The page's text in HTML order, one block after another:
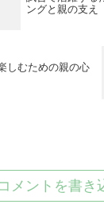
ングと親の支え
しむための親の心
コメントを書き